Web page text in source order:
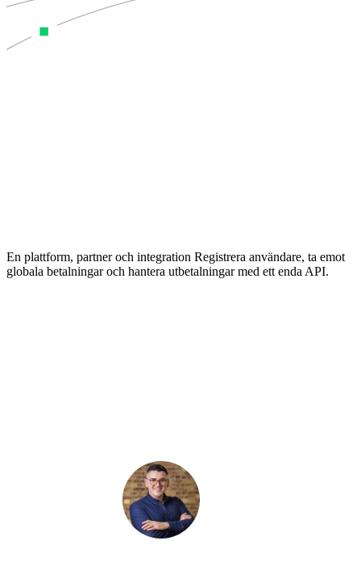
En plattform, partner och integration Registrera användare, ta emot
globala betalningar och hantera utbetalningar med ett enda API.